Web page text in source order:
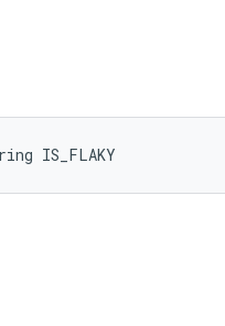
IS_FLAKY